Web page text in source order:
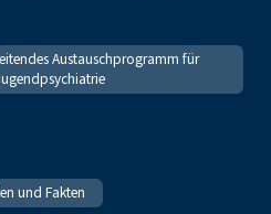
Austauschprogramm für
und Fakten